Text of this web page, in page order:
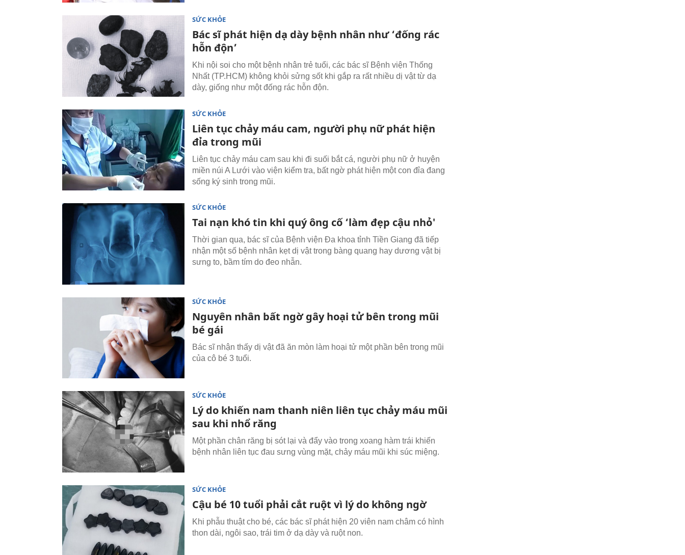
SỨC KHỎE
Bác sĩ phát hiện dạ dày bệnh nhân như ‘đống rác
hỗn độn’
Khi nội soi cho một bệnh nhân trẻ tuổi, các bác sĩ Bệnh viện Thống
Nhất (TP.HCM) không khỏi sửng sốt khi gắp ra rất nhiều dị vật từ dạ
dày, giống như một đống rác hỗn độn.
SỨC KHỎE
Liên tục chảy máu cam, người phụ nữ phát hiện
đỉa trong mũi
Liên tục chảy máu cam sau khi đi suối bắt cá, người phụ nữ ở huyện
miền núi A Lưới vào viện kiểm tra, bất ngờ phát hiện một con đỉa đang
sống ký sinh trong mũi.
SỨC KHỎE
Tai nạn khó tin khi quý ông cố ‘làm đẹp cậu nhỏ'
Thời gian qua, bác sĩ của Bệnh viện Đa khoa tỉnh Tiền Giang đã tiếp
nhận một số bệnh nhân kẹt dị vật trong bàng quang hay dương vật bị
sưng to, bầm tím do đeo nhẫn.
SỨC KHỎE
Nguyên nhân bất ngờ gây hoại tử bên trong mũi
bé gái
Bác sĩ nhận thấy dị vật đã ăn mòn làm hoại tử một phần bên trong mũi
của cô bé 3 tuổi.
SỨC KHỎE
Lý do khiến nam thanh niên liên tục chảy máu mũi
sau khi nhổ răng
Một phần chân răng bị sót lại và đẩy vào trong xoang hàm trái khiến
bệnh nhân liên tục đau sưng vùng mặt, chảy máu mũi khi súc miệng.
SỨC KHỎE
Cậu bé 10 tuổi phải cắt ruột vì lý do không ngờ
Khi phẫu thuật cho bé, các bác sĩ phát hiện 20 viên nam châm có hình
thon dài, ngôi sao, trái tim ở dạ dày và ruột non.